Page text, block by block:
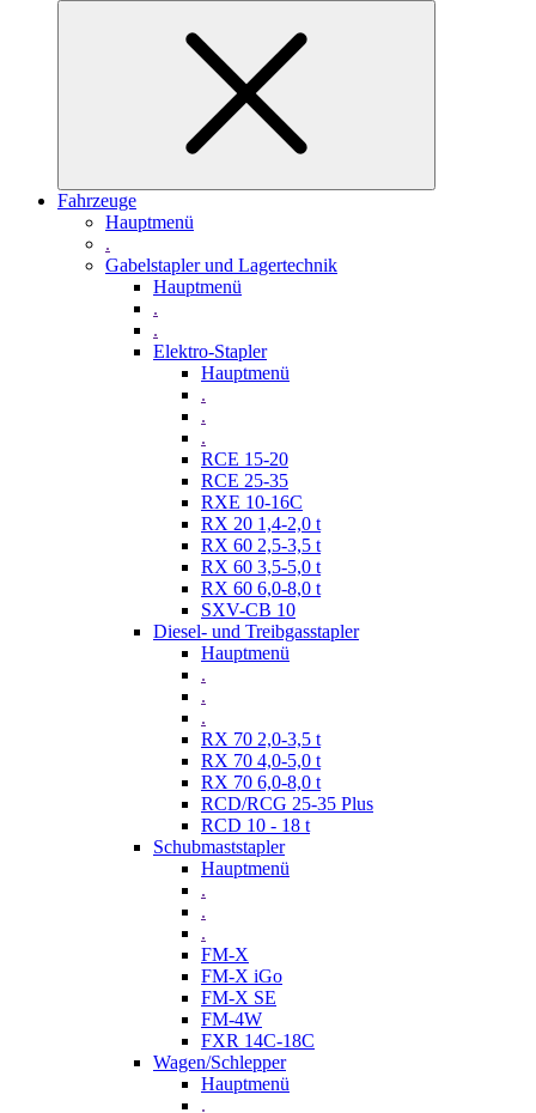
Fahrzeuge
Hauptmenü
.
Gabelstapler und Lagertechnik
Hauptmenü
.
.
Elektro-Stapler
Hauptmenü
.
.
.
RCE 15-20
RCE 25-35
RXE 10-16C
RX 20 1,4-2,0 t
RX 60 2,5-3,5 t
RX 60 3,5-5,0 t
RX 60 6,0-8,0 t
SXV-CB 10
Diesel- und Treibgasstapler
Hauptmenü
.
.
.
RX 70 2,0-3,5 t
RX 70 4,0-5,0 t
RX 70 6,0-8,0 t
RCD/RCG 25-35 Plus
RCD 10 - 18 t
Schubmaststapler
Hauptmenü
.
.
.
FM-X
FM-X iGo
FM-X SE
FM-4W
FXR 14C-18C
Wagen/Schlepper
Hauptmenü
.